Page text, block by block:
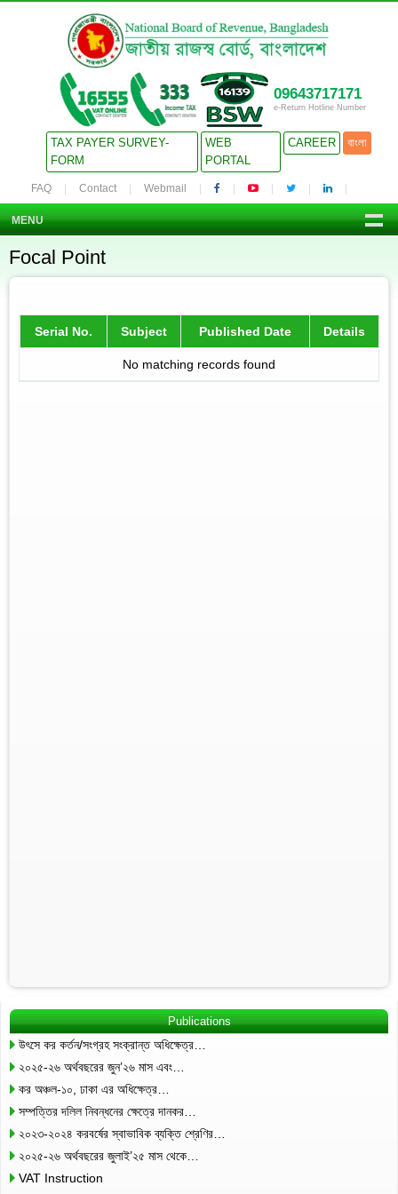
09643717171
e-Return Hotline Number
TAX PAYER SURVEY-
FORM
WEB
PORTAL
CAREER বাংলা
FAQ Contact Webmail
MENU
Focal Point
Serial No. Subject Published Date Details
No matching records found
Publications
উৎসে কর কর্তন/সংগ্রহ সংক্রান্ত অধিক্ষেত্র…
২০২৫-২৬ অর্থবছরের জুন’২৬ মাস এবং…
কর অঞ্চল-১০, ঢাকা এর অধিক্ষেত্র…
সম্পত্তির দলিল নিবন্ধনের ক্ষেত্রে দানকর…
২০২৩-২০২৪ করবর্ষের স্বাভাবিক ব্যক্তি শ্রেণির…
২০২৫-২৬ অর্থবছরের জুলাই’২৫ মাস থেকে…
VAT Instruction